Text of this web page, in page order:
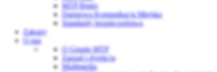
MTP Bistro
Darmowa Komunikacja Miejska
Standardy bezpieczeństwa
Zakupy
O nas
O Grupie MTP
Zarząd i dyrekcja
Multimedia